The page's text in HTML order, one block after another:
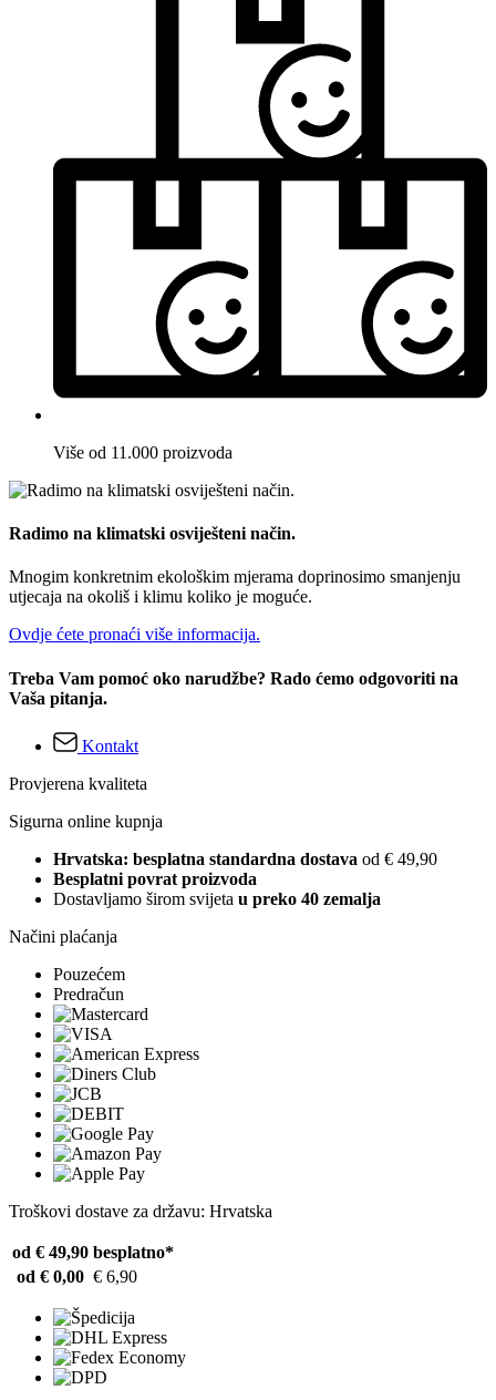
Više od 11.000 proizvoda
Radimo na klimatski osviješteni način.
Mnogim konkretnim ekološkim mjerama doprinosimo smanjenju
utjecaja na okoliš i klimu koliko je moguće.
Ovdje ćete pronaći više informacija.
Treba Vam pomoć oko narudžbe? Rado ćemo odgovoriti na
Vaša pitanja.
Kontakt
Provjerena kvaliteta
Sigurna online kupnja
Hrvatska: besplatna standardna dostava od € 49,90
Besplatni povrat proizvoda
Dostavljamo širom svijeta u preko 40 zemalja
Načini plaćanja
Pouzećem
Predračun
Troškovi dostave za državu: Hrvatska
od € 49,90 besplatno*
od € 0,00 € 6,90